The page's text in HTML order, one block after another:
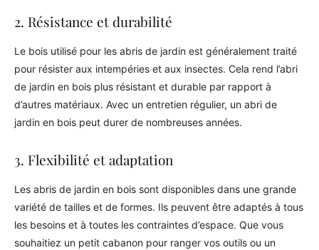
2. Résistance et durabilité
Le bois utilisé pour les abris de jardin est généralement traité
pour résister aux intempéries et aux insectes. Cela rend l’abri
de jardin en bois plus résistant et durable par rapport à
d’autres matériaux. Avec un entretien régulier, un abri de
jardin en bois peut durer de nombreuses années.
3. Flexibilité et adaptation
Les abris de jardin en bois sont disponibles dans une grande
variété de tailles et de formes. Ils peuvent être adaptés à tous
les besoins et à toutes les contraintes d’espace. Que vous
souhaitiez un petit cabanon pour ranger vos outils ou un